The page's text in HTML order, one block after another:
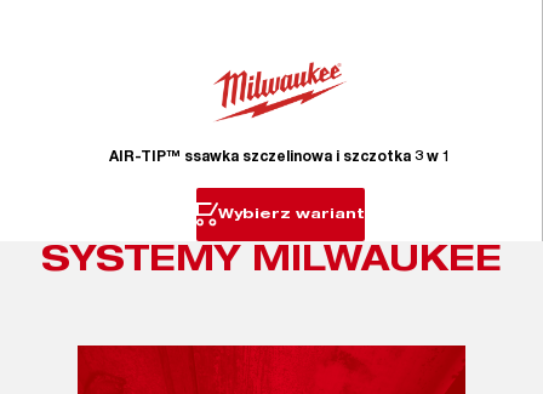
AIR-TIP™ ssawka szczelinowa i szczotka 3 w 1
Wybierz wariant
SYSTEMY MILWAUKEE